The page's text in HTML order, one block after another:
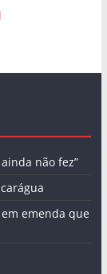
não fez”
emenda que